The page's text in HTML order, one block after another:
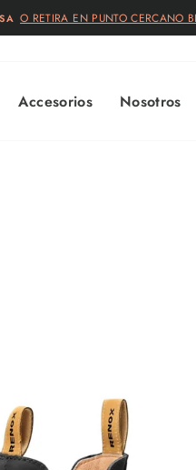
diapositivas
🚚
Accesorios Nosotros